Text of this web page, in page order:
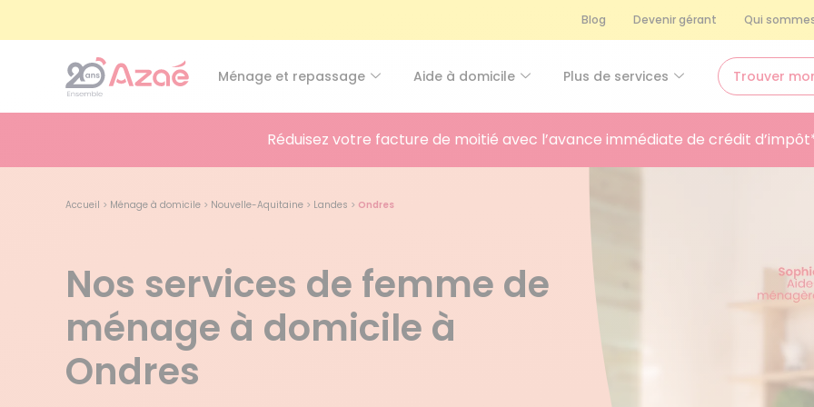
Blog Devenir gérant Qui
Ménage et repassage Aide à domicile Plus de services Trouver
Réduisez votre facture de moitié avec l’avance immédiate de crédit
Accueil > Ménage à domicile > Nouvelle-Aquitaine > Landes > Ondres
Nos services de femme de
ménage à domicile à
Ondres